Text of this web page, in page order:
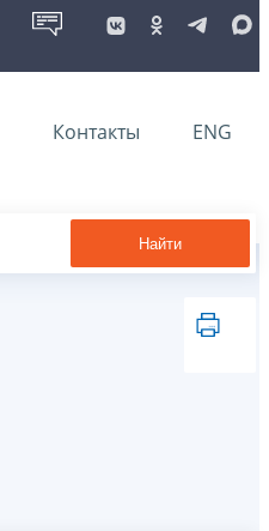
Контакты ENG
Найти